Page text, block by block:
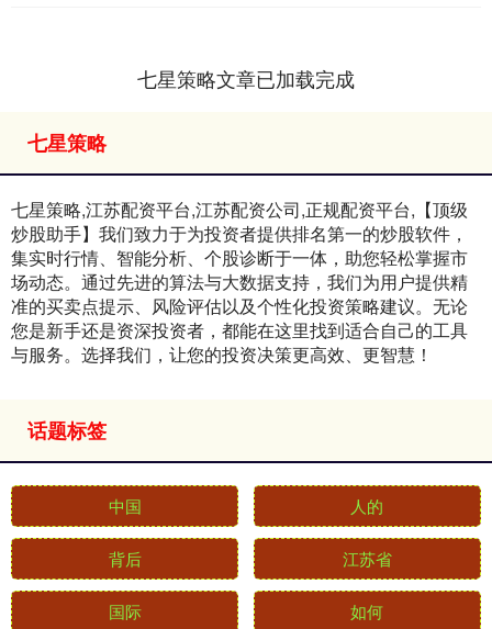
七星策略文章已加载完成
七星策略
七星策略,江苏配资平台,江苏配资公司,正规配资平台,【顶级
炒股助手】我们致力于为投资者提供排名第一的炒股软件，
集实时行情、智能分析、个股诊断于一体，助您轻松掌握市
场动态。通过先进的算法与大数据支持，我们为用户提供精
准的买卖点提示、风险评估以及个性化投资策略建议。无论
您是新手还是资深投资者，都能在这里找到适合自己的工具
与服务。选择我们，让您的投资决策更高效、更智慧！
话题标签
中国 人的
背后 江苏省
国际 如何